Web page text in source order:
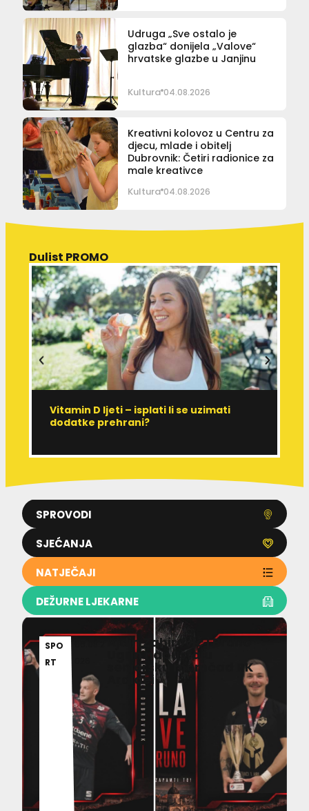
Udruga „Sve ostalo je
glazba“ donijela „Valove“
hrvatske glazbe u Janjinu
Kultura 04.08.2026
Kreativni kolovoz u Centru za
djecu, mlade i obitelj
Dubrovnik: Četiri radionice za
male kreativce
Kultura 04.08.2026
SPROVODI
SJEĆANJA
NATJEČAJI
DEŽURNE LJEKARNE
Dulist PROMO
Vitamin D ljeti – isplati li se uzimati
dodatke prehrani?
SPO
RT
Ajdin Zahirović i Bruno
Ugrin napuštaju
seniorsku momčad RK
Ardiaei